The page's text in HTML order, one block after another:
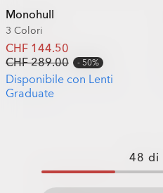
Monohull
3 Colori
CHF 144.50
CHF 289.00
50%
Disponibile con Lenti
Graduate
48 di